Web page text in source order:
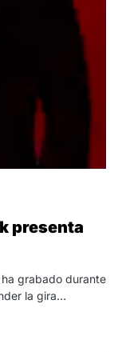
presenta
grabado durante
la gira…